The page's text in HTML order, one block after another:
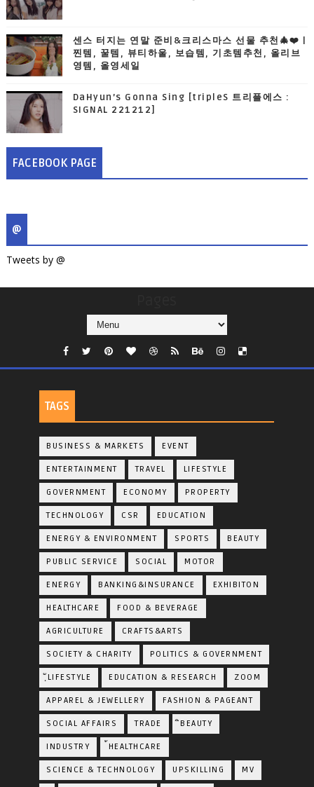
센스 터지는 연말 준비&크리스마스 선물 추천🎄❤️ |
찐템, 꿀템, 뷰티하울, 보습템, 기초템추천, 올리브
영템, 올영세일
DaHyun’s Gonna Sing [tripleS 트리플에스 :
SIGNAL 221212]
FACEBOOK PAGE
@
Tweets by @
TAGS
BUSINESS & MARKETS EVENT
ENTERTAINMENT TRAVEL LIFESTYLE
GOVERNMENT ECONOMY PROPERTY
TECHNOLOGY CSR EDUCATION
ENERGY & ENVIRONMENT SPORTS BEAUTY
PUBLIC SERVICE SOCIAL MOTOR
ENERGY BANKING&INSURANCE EXHIBITON
HEALTHCARE FOOD & BEVERAGE
AGRICULTURE CRAFTS&ARTS
SOCIETY & CHARITY POLITICS & GOVERNMENT
ฺัLIFESTYLE EDUCATION & RESEARCH ZOOM
APPAREL & JEWELLERY FASHION & PAGEANT
SOCIAL AFFAIRS TRADE ิBEAUTY
INDUSTRY ้HEALTHCARE
SCIENCE & TECHNOLOGY UPSKILLING MV